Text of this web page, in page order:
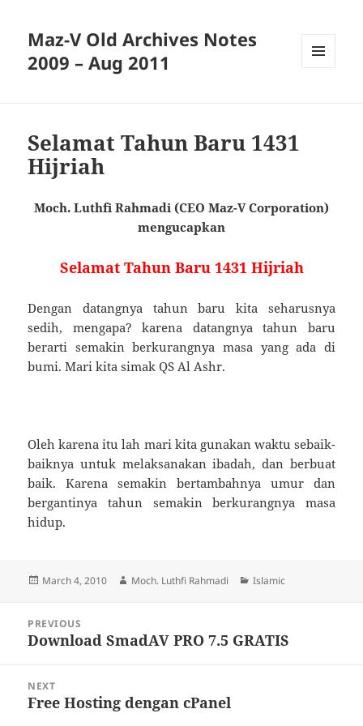
Maz-V Old Archives Notes
2009 – Aug 2011
Selamat Tahun Baru 1431
Hijriah
Moch. Luthfi Rahmadi (CEO Maz-V Corporation)
mengucapkan
Selamat Tahun Baru 1431 Hijriah
Dengan datangnya tahun baru kita seharusnya
sedih, mengapa? karena datangnya tahun baru
berarti semakin berkurangnya masa yang ada di
bumi. Mari kita simak QS Al Ashr.
Oleh karena itu lah mari kita gunakan waktu sebaik-
baiknya untuk melaksanakan ibadah, dan berbuat
baik. Karena semakin bertambahnya umur dan
bergantinya tahun semakin berkurangnya masa
hidup.
Posted
March 4, 2010 Author
Moch. Luthfi Rahmadi Categories
Islamic
navigation
PREVIOUS
Previous
Download SmadAV PRO 7.5 GRATIS
NEXT
Next
Free Hosting dengan cPanel